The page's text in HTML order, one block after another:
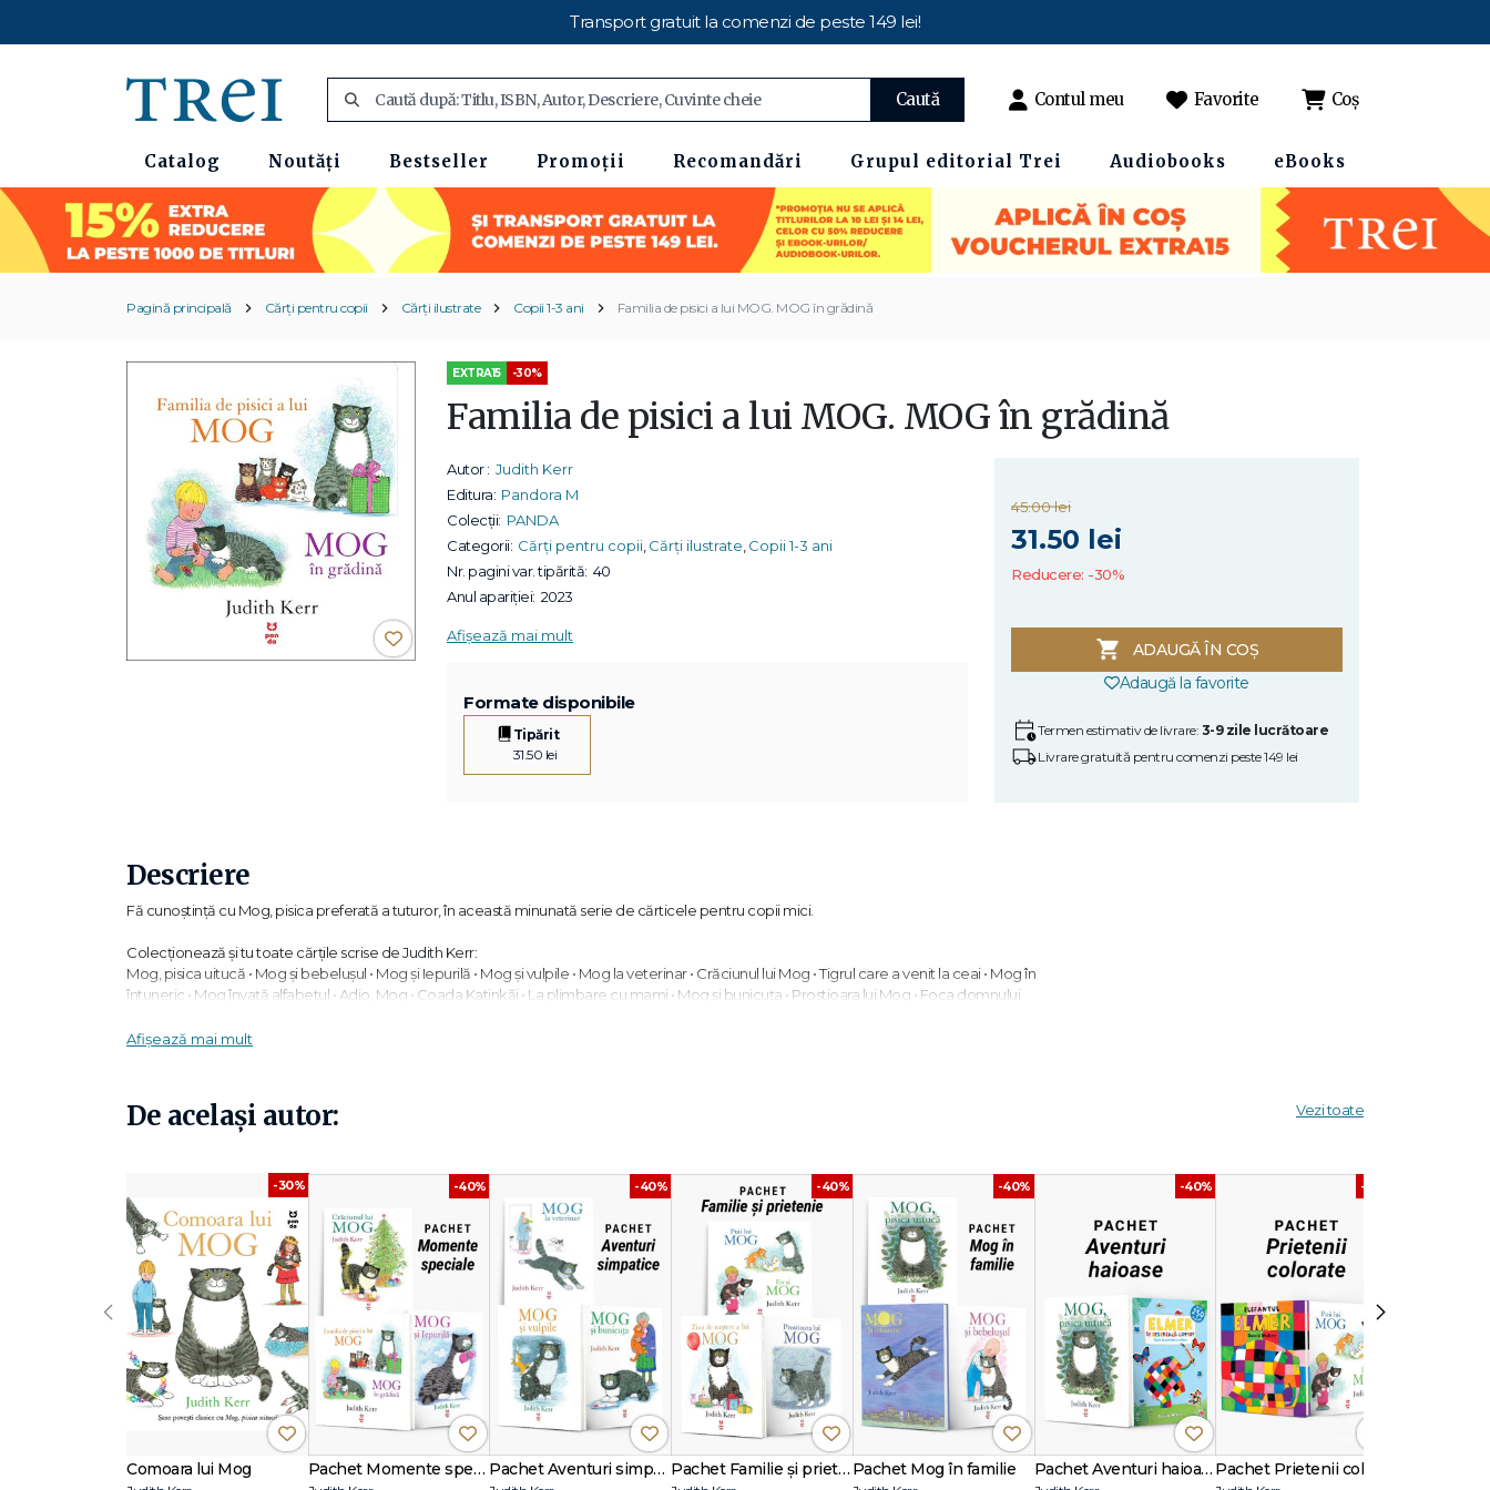
Transport gratuit la comenzi de peste 149 lei!
Caută Contul meu Favorite Coș
Catalog Noutăți Bestseller Promoții Recomandări Grupul editorial Trei Audiobooks eBooks
Pagină principală Cărți pentru copii Cărți ilustrate Copii 1-3 ani Familia de pisici a lui MOG. MOG în grădină
EXTRA15 -30%
Familia de pisici a lui MOG. MOG în grădină
Autor : Judith Kerr
Editura: Pandora M
Colecții: PANDA
Categorii: Cărți pentru copii Cărți ilustrate Copii 1-3 ani
Nr. pagini var. tipărită: 40
Anul apariției: 2023
Afișează mai mult
Formate disponibile
Tipărit
31.50 lei
45.00 lei
31.50 lei
Reducere: -30%
ADAUGĂ ÎN COȘ
Adaugă la favorite
Termen estimativ de livrare: 3-9 zile lucrătoare
Livrare gratuită pentru comenzi peste 149 lei
Descriere
Fă cunoștinţă cu Mog, pisica preferată a tuturor, în această minunată serie de cărticele pentru copii mici.
Colecţionează și tu toate cărțile scrise de Judith Kerr:
Mog, pisica uitucă • Mog și bebelușul • Mog și Iepurilă • Mog și vulpile • Mog la veterinar • Crăciunul lui Mog • Tigrul care a venit la ceai • Mog în
întuneric • Mog învață alfabetul • Adio, Mog • Coada Katinkăi • La plimbare cu mami • Mog și bunicuța • Prostioara lui Mog • Foca domnului
stabilit în Anglia. A studiat la Școala Centrală de Artă și mai târziu a lucrat ca redactor la BBC. În 2012, a fost numită Ofițer al Ordinului Imperiului
Britanic (OBE), iar în 2016 a primit Premiul Booktrust pentru întreaga sa activitate literară. Judith a continuat să scrie și să ilustreze cărți pentru
Afișează mai mult
De același autor: Vezi toate
-30%
Comoara lui Mog
-40%
Pachet Momente speciale
-40%
Pachet Aventuri simpatice
-40%
Pachet Familie și prietenie
-40%
Pachet Mog în familie
-40%
Pachet Aventuri haioase
-40%
‹ ›